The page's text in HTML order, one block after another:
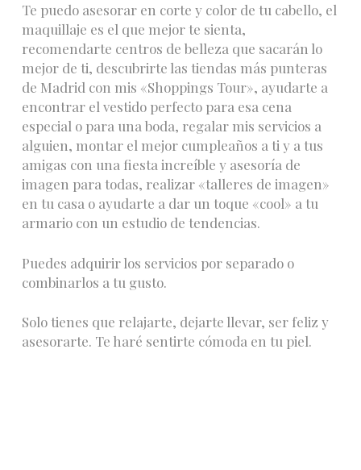
Te puedo asesorar en corte y color de tu cabello, el
maquillaje es el que mejor te sienta,
recomendarte centros de belleza que sacarán lo
mejor de ti, descubrirte las tiendas más punteras
de Madrid con mis «Shoppings Tour», ayudarte a
encontrar el vestido perfecto para esa cena
especial o para una boda, regalar mis servicios a
alguien, montar el mejor cumpleaños a ti y a tus
amigas con una fiesta increíble y asesoría de
imagen para todas, realizar «talleres de imagen»
en tu casa o ayudarte a dar un toque «cool» a tu
armario con un estudio de tendencias.
Puedes adquirir los servicios por separado o
combinarlos a tu gusto.
Solo tienes que relajarte, dejarte llevar, ser feliz y
asesorarte. Te haré sentirte cómoda en tu piel.